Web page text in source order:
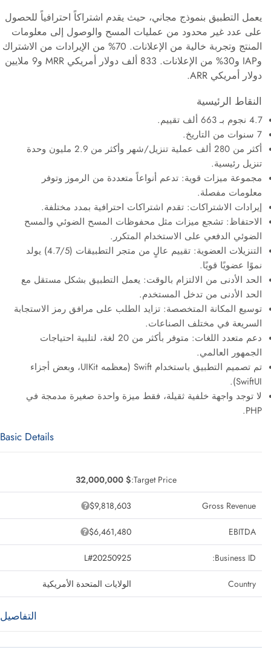
يعمل التطبيق بنموذج مجاني، حيث يقدم اشتراكاً احترافياً للحصول
على عدد غير محدود من عمليات المسح والوصول إلى معلومات
المنتج وتجربة خالية من الإعلانات. 70% من الإيرادات من الاشتراك
وIAP و30% من الإعلانات. 833 ألف دولار أمريكي MRR و9 ملايين
دولار أمريكي ARR.
النقاط الرئيسية
4.7 نجوم بـ 663 ألف تقييم.
7 سنوات من التاريخ.
أكثر من 280 ألف عملية تنزيل/شهر وأكثر من 2.9 مليون وحدة
تنزيل رئيسية.
مجموعة ميزات قوية: تدعم أنواعاً متعددة من الرموز وتوفر
معلومات مفصلة.
إيرادات الاشتراكات: تقدم اشتراكات احترافية بمدد مختلفة.
الاحتفاظ: تشجع ميزات مثل محفوظات المسح الضوئي والمسح
الضوئي الدفعي على الاستخدام المتكرر.
التنزيلات العضوية: تقييم عالٍ من متجر التطبيقات (4.7/5) يولد
نموًا عضويًا قويًا.
الحد الأدنى من الالتزام بالوقت: يعمل التطبيق بشكل مستقل مع
الحد الأدنى من تدخل المستخدم.
توسيع المكانة المتخصصة: تزايد الطلب على مرافق رمز الاستجابة
السريعة في مختلف الصناعات.
دعم متعدد اللغات: متوفر بأكثر من 20 لغة، لتلبية احتياجات
الجمهور العالمي.
تم تصميم التطبيق باستخدام Swift (معظمه UIKit، وبعض أجزاء
SwiftUI).
لا توجد واجهة خلفية ثقيلة، فقط ميزة واحدة صغيرة مدمجة في
PHP.
Basic Details
Target Price:
$ 32,000,000
Gross Revenue
$9,818,603
EBITDA
$6,461,480
Business ID:
L#20250925
Country الولايات المتحدة الأمريكية
التفاصيل